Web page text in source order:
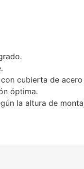
cubierta de
óptima.
la altura de